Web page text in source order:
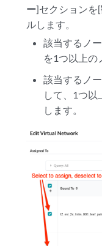
ー]セクションを[
ルします。
該当するノ
を1つ以上の
該当するノ
して、1つ
します。